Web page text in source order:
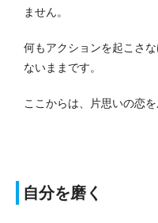
ません。
何もアクションを起こさ
ないままです。
ここからは、片思いの恋
自分を磨く